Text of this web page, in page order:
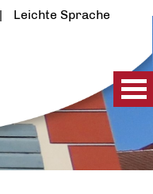
Leichte Sprache